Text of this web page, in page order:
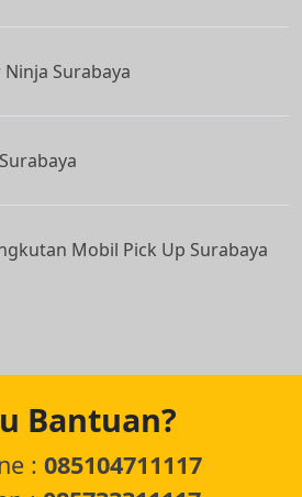
Surabaya
Mobil Pick Up Surabaya
Bantuan?
: 085104711117